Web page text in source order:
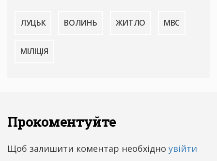
ЛУЦЬК ВОЛИНЬ ЖИТЛО МВС
МІЛІЦІЯ
Прокоментуйте
Щоб залишити коментар необхідно увійти